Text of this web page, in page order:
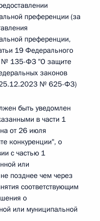
преференции (за
преференции,
19 Федерального
№ 135-ФЗ "О защите
законов
№ 625-ФЗ)
быть уведомлен
в части 1
от 26 июля
конкуренции", о
с частью 1
или
позднее чем через
соответствующим
о
или муниципальной